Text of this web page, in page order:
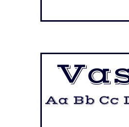
Aa Bb Cc